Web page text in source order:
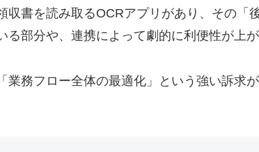
書を読み取るOCRアプリがあり、その「
部分や、連携によって劇的に利便性が上が
務フロー全体の最適化」という強い訴求